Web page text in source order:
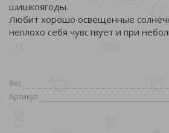
шишкоягоды.
Любит хорошо освещенные
неплохо себя чувствует и при
Вес
Артикул